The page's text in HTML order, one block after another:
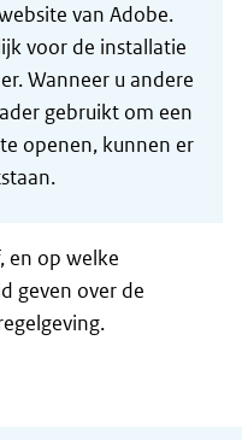
van Adobe.
voor de installatie
Wanneer u andere
gebruikt om een
openen, kunnen er
en op welke
geven over de